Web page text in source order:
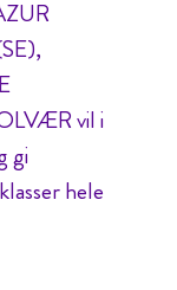
vil i
gi
hele